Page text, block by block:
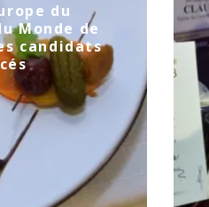
du
Monde de
candidats